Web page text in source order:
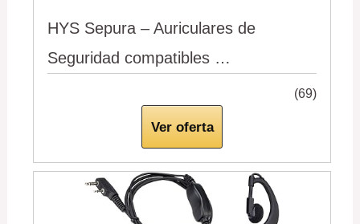
HYS Sepura – Auriculares de
Seguridad compatibles …
(69)
Ver oferta